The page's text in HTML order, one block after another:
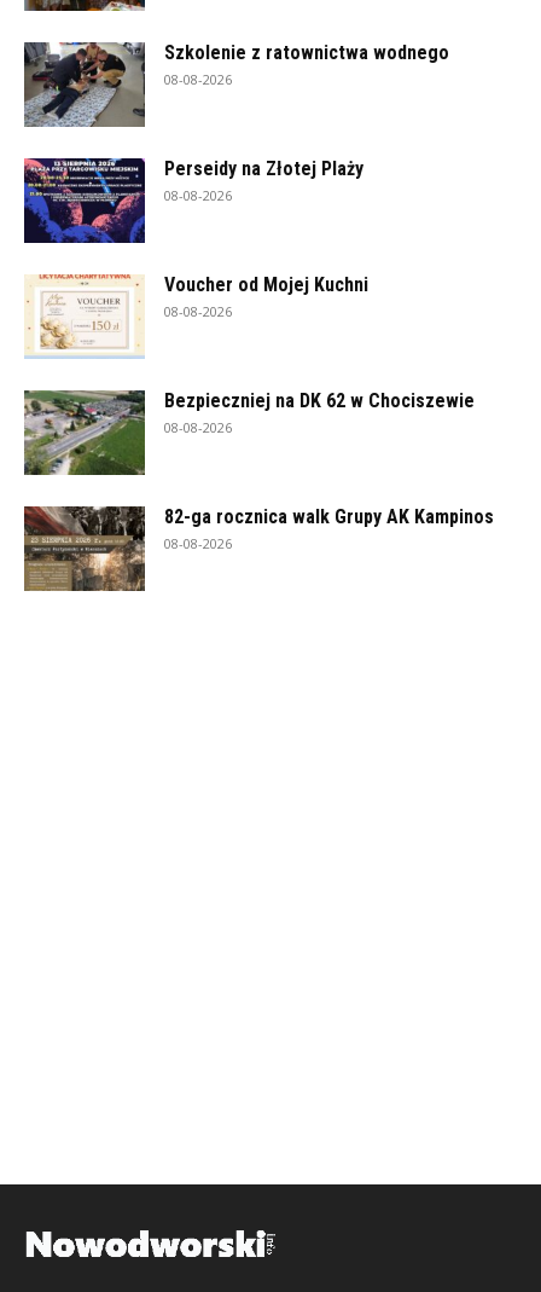
Szkolenie z ratownictwa wodnego
08-08-2026
Perseidy na Złotej Plaży
08-08-2026
Voucher od Mojej Kuchni
08-08-2026
Bezpieczniej na DK 62 w Chociszewie
08-08-2026
82-ga rocznica walk Grupy AK Kampinos
08-08-2026